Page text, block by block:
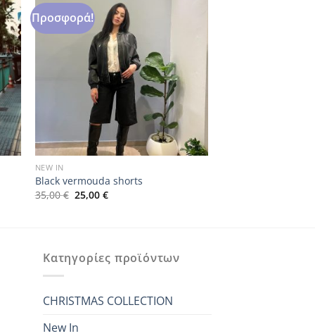
Προσφορά!
NEW IN
Black vermouda shorts
35,00€ Original
price
25,00 €Η
Κατηγορίες προϊόντων
CHRISTMAS COLLECTION
New In